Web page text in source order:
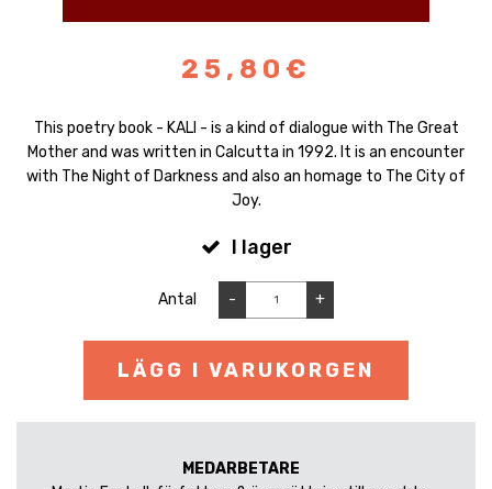
25,80€
This poetry book - KALI - is a kind of dialogue with The Great
Mother and was written in Calcutta in 1992. It is an encounter
with The Night of Darkness and also an homage to The City of
Joy.
I lager
Antal - +
LÄGG I VARUKORGEN
MEDARBETARE